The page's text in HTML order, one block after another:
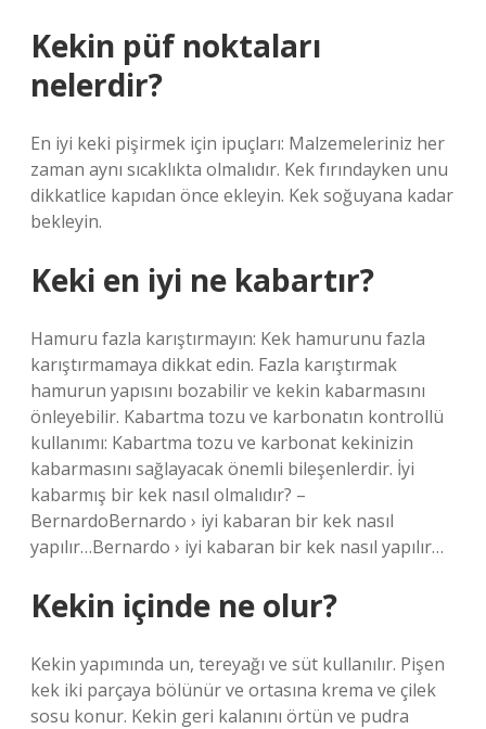
Kekin püf noktaları
nelerdir?
En iyi keki pişirmek için ipuçları: Malzemeleriniz her
zaman aynı sıcaklıkta olmalıdır. Kek fırındayken unu
dikkatlice kapıdan önce ekleyin. Kek soğuyana kadar
bekleyin.
Keki en iyi ne kabartır?
Hamuru fazla karıştırmayın: Kek hamurunu fazla
karıştırmamaya dikkat edin. Fazla karıştırmak
hamurun yapısını bozabilir ve kekin kabarmasını
önleyebilir. Kabartma tozu ve karbonatın kontrollü
kullanımı: Kabartma tozu ve karbonat kekinizin
kabarmasını sağlayacak önemli bileşenlerdir. İyi
kabarmış bir kek nasıl olmalıdır? –
BernardoBernardo › iyi kabaran bir kek nasıl
yapılır…Bernardo › iyi kabaran bir kek nasıl yapılır…
Kekin içinde ne olur?
Kekin yapımında un, tereyağı ve süt kullanılır. Pişen
kek iki parçaya bölünür ve ortasına krema ve çilek
sosu konur. Kekin geri kalanını örtün ve pudra